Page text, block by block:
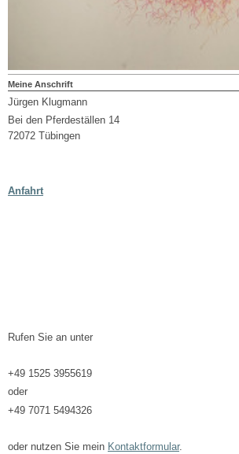
Meine Anschrift
Jürgen Klugmann
Bei den Pferdeställen 14
72072 Tübingen
Anfahrt
Rufen Sie an unter
+49 1525 3955619
oder
+49 7071 5494326
oder nutzen Sie mein Kontaktformular.